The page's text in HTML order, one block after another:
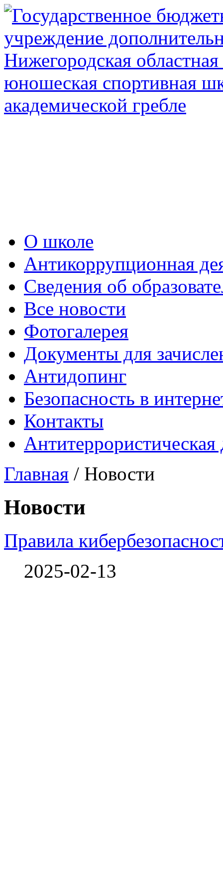
О школе
Антикоррупционная
Сведения об
Все новости
Фотогалерея
Документы для
Антидопинг
Безопасность в
Контакты
Антитеррористическая
Главная / Новости
Новости
Правила
2025-02-13